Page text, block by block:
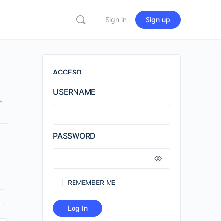
Sign in Sign up
ACCESO
USERNAME
PASSWORD
REMEMBER ME